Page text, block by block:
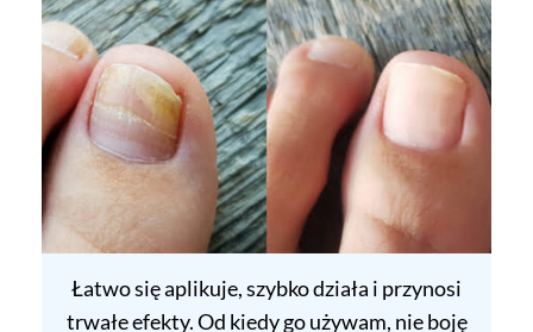
Łatwo się aplikuje, szybko działa i przynosi
trwałe efekty. Od kiedy go używam, nie boję